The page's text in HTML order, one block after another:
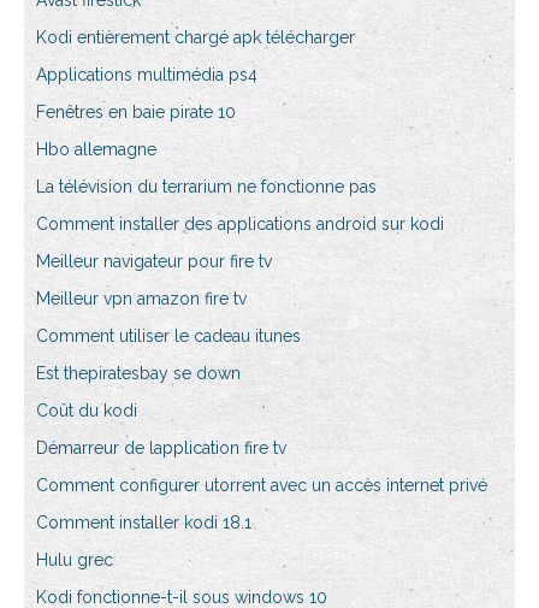
Kodi entièrement chargé apk télécharger
Applications multimédia ps4
Fenêtres en baie pirate 10
Hbo allemagne
La télévision du terrarium ne fonctionne pas
Comment installer des applications android sur kodi
Meilleur navigateur pour fire tv
Meilleur vpn amazon fire tv
Comment utiliser le cadeau itunes
Est thepiratesbay se down
Coût du kodi
Démarreur de lapplication fire tv
Comment configurer utorrent avec un accès internet privé
Comment installer kodi 18.1
Hulu grec
Kodi fonctionne-t-il sous windows 10